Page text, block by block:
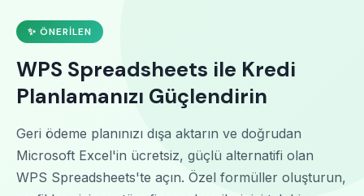
✨ ÖNERILEN
WPS Spreadsheets ile Kredi
Planlamanızı Güçlendirin
Geri ödeme planınızı dışa aktarın ve doğrudan
Microsoft Excel'in ücretsiz, güçlü alternatifi olan
WPS Spreadsheets'te açın. Özel formüller oluşturun,